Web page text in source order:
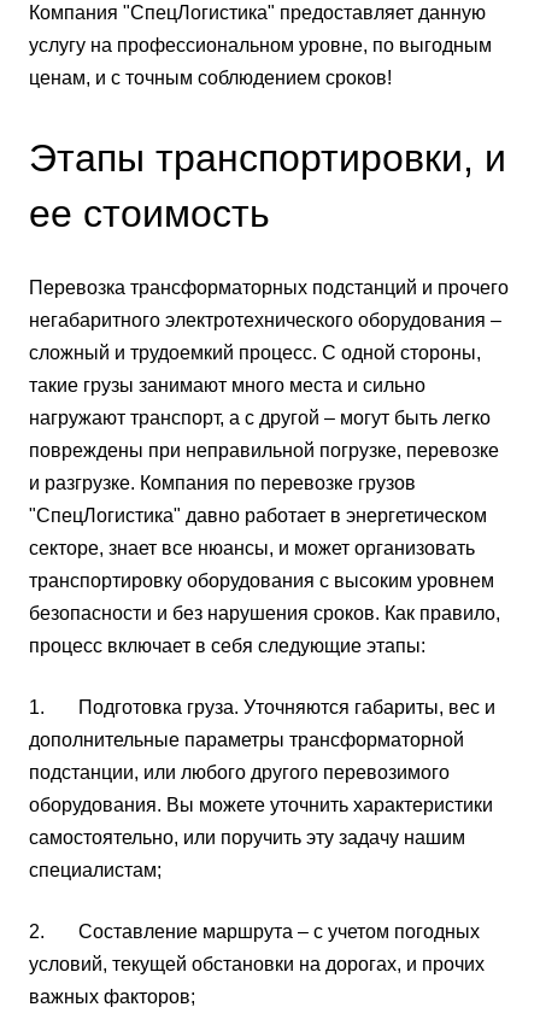
Компания "СпецЛогистика" предоставляет данную
услугу на профессиональном уровне, по выгодным
ценам, и с точным соблюдением сроков!
Этапы транспортировки, и
ее стоимость
Перевозка трансформаторных подстанций и прочего
негабаритного электротехнического оборудования –
сложный и трудоемкий процесс. С одной стороны,
такие грузы занимают много места и сильно
нагружают транспорт, а с другой – могут быть легко
повреждены при неправильной погрузке, перевозке
и разгрузке. Компания по перевозке грузов
"СпецЛогистика" давно работает в энергетическом
секторе, знает все нюансы, и может организовать
транспортировку оборудования с высоким уровнем
безопасности и без нарушения сроков. Как правило,
процесс включает в себя следующие этапы:
1. Подготовка груза. Уточняются габариты, вес и
дополнительные параметры трансформаторной
подстанции, или любого другого перевозимого
оборудования. Вы можете уточнить характеристики
самостоятельно, или поручить эту задачу нашим
специалистам;
2. Составление маршрута – с учетом погодных
условий, текущей обстановки на дорогах, и прочих
важных факторов;